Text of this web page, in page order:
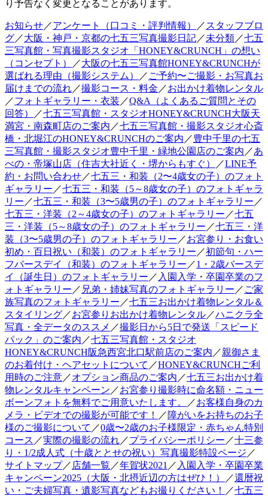
り予告なく変更となることがあります。
お知らせ／アンケート（口コミ・評判情報） ／ スタッフブロ
グ／大阪・神戸・京都の七五三写真撮影日記／未分類／七五
三写真館・写真撮影スタジオ「HONEY&CRUNCH」の想い
（コンセプト）
／大阪の七五三写真館HONEY&CRUNCHが
選ばれる理由（撮影システム）
／ ご予約〜ご撮影・お写真お
届けまでの流れ／撮影コース・料金 ／お出かけ着物レンタル
／フォトギャラリー・衣装 ／Q&A（よくあるご質問とその
回答）
／七五三写真館・スタジオHONEY&CRUNCH大阪天
満宮・南森町店のご案内 ／七五三写真館・撮影スタジオ心斎
橋・北堀江のHONEY&CRUNCHのご案内 ／豊中千里の七五
三写真館・撮影スタジオ豊中千里・緑地公園店のご案内 ／あ
べの・帝塚山店（住吉大社近く・堺からもすぐ）
／LINE予
約・お問い合わせ／七五三・和装（2〜4歳女の子）のフォト
ギャラリー ／七五三・和装（5～8歳女の子）のフォトギャラ
リー ／七五三・和装（3〜5歳男の子）のフォトギャラリー ／
七五三・洋装（2～4歳女の子）のフォトギャラリー ／七五
三・洋装（5～8歳女の子）のフォトギャラリー ／七五三・洋
装（3〜5歳男の子）のフォトギャラリー ／お宮参り・お食い
初め・百日祝い（和装）のフォトギャラリー ／初節句・ハー
フバースデイ（和装）のフォトギャラリー ／1・2歳バースデ
イ（誕生日）のフォトギャラリー ／ 入園入学・卒園卒業のフ
ォトギャラリー ／ 兄弟・姉妹写真のフォトギャラリー ／ ご家
族写真のフォトギャラリー ／七五三お出かけ着物レンタル＆
スタイリング／お宮参りお出かけ着物レンタル／ハニクラ全
写真・全データのススメ ／撮影日から5日で発送「スピード
パック」のご案内 ／七五三写真館・スタジオ
HONEY&CRUNCH阪急西宮北口駅前店のご案内 ／親御さま
のお着付け・ヘアセットについて ／HONEY&CRUNCHご利
用時のご注意／オプション商品のご案内 ／七五三お出かけ着
物レンタルキャンペーン ／お宮参り撮影時に命名額・ニュー
ボーンフォトを無料でご用意いたします。
／お客様自身のカ
メラ・ビデオでの撮影が可能です！ ／障がいをお持ちのお子
様のご撮影について ／0歳〜2歳のお子様限定・赤ちゃん特別
コース ／実際の撮影の流れ／プライバシーポリシー ／十三参
り・1/2成人式（十歳ととせの祝い）写真撮影特設ページ ／
サイトマップ／ 店舗一覧 ／年賀状2021 ／ 入園入学・卒園卒業
キャンペーン2025（大阪・北摂近辺の方はぜひ！）
／還暦祝
い・ご夫婦写真・遺影写真などもお撮りください！ ／七五三